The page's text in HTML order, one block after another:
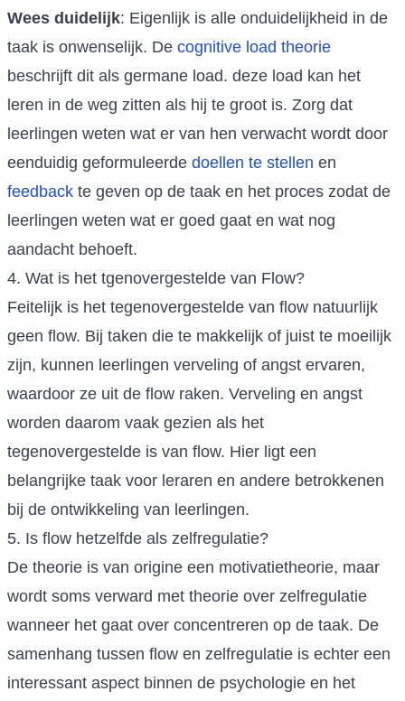
Wees duidelijk: Eigenlijk is alle onduidelijkheid in de
taak is onwenselijk. De cognitive load theorie
beschrijft dit als germane load. deze load kan het
leren in de weg zitten als hij te groot is. Zorg dat
leerlingen weten wat er van hen verwacht wordt door
eenduidig geformuleerde doellen te stellen en
feedback te geven op de taak en het proces zodat de
leerlingen weten wat er goed gaat en wat nog
aandacht behoeft.
4. Wat is het tgenovergestelde van Flow?
Feitelijk is het tegenovergestelde van flow natuurlijk
geen flow. Bij taken die te makkelijk of juist te moeilijk
zijn, kunnen leerlingen verveling of angst ervaren,
waardoor ze uit de flow raken. Verveling en angst
worden daarom vaak gezien als het
tegenovergestelde is van flow. Hier ligt een
belangrijke taak voor leraren en andere betrokkenen
bij de ontwikkeling van leerlingen.
5. Is flow hetzelfde als zelfregulatie?
De theorie is van origine een motivatietheorie, maar
wordt soms verward met theorie over zelfregulatie
wanneer het gaat over concentreren op de taak. De
samenhang tussen flow en zelfregulatie is echter een
interessant aspect binnen de psychologie en het